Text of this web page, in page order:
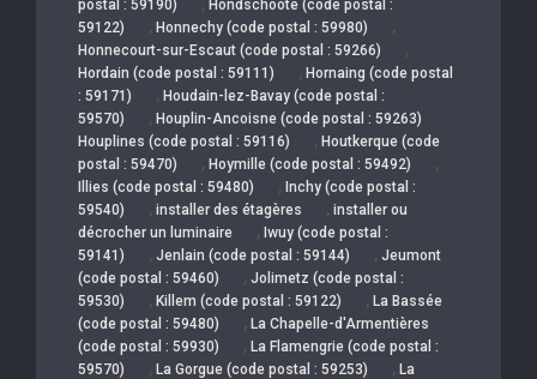
postal : 59190)
Hondschoote (code postal :
59122)
, Honnechy (code postal : 59980) ,
Honnecourt-sur-Escaut (code postal : 59266) ,
Hordain (code postal : 59111) , Hornaing (code postal
: 59171)
, Houdain-lez-Bavay (code postal :
59570)
, Houplin-Ancoisne (code postal : 59263)
Houplines (code postal : 59116)
, Houtkerque (code
postal : 59470)
, Hoymille (code postal : 59492) ,
Illies (code postal : 59480) , Inchy (code postal :
59540)
, installer des étagères , installer ou
décrocher un luminaire
, Iwuy (code postal :
59141)
, Jenlain (code postal : 59144) , Jeumont
(code postal : 59460)
, Jolimetz (code postal :
59530)
, Killem (code postal : 59122) , La Bassée
(code postal : 59480)
, La Chapelle-d'Armentières
(code postal : 59930)
, La Flamengrie (code postal :
59570)
, La Gorgue (code postal : 59253) , La